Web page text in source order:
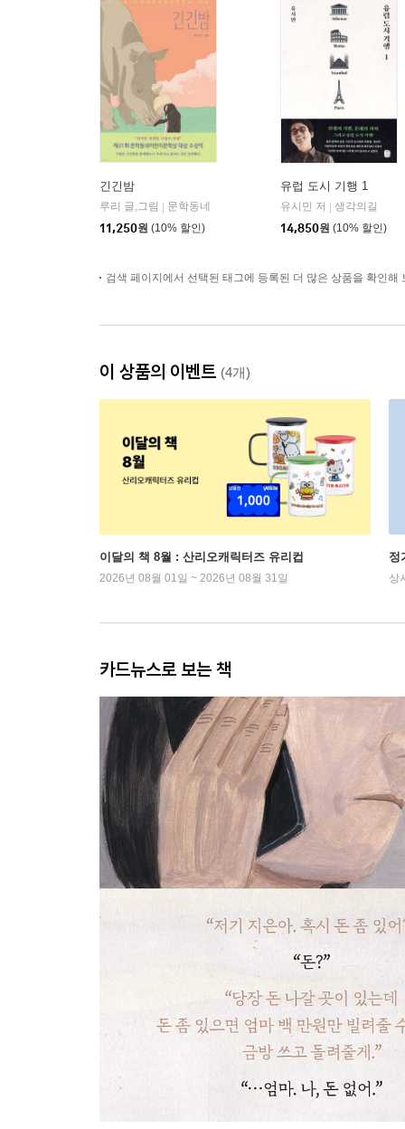
긴긴밤
루리 글,그림
문학동네
11,250원 (10% 할인)
유럽 도시 기행 1
유시민 저
생각의길
14,850원 (10% 할인)
검색 페이지에서 선택된 태그에 등록된 더 많은 상품을 확인해
이 상품의 이벤트 (4개)
이달의 책 8월 : 산리오캐릭터즈 유리컵
2026년 08월 01일 ~ 2026년 08월 31일
정
상
카드뉴스로 보는 책